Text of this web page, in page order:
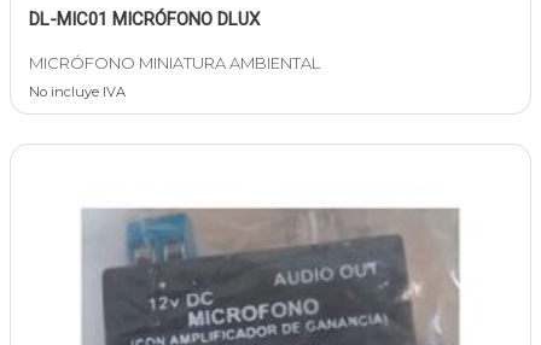
DL-MIC01 MICRÓFONO DLUX
MICRÓFONO MINIATURA AMBIENTAL
No incluye IVA